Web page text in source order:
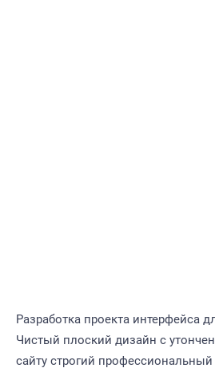
Разработка проекта интерфейса
Чистый плоский дизайн с
сайту строгий